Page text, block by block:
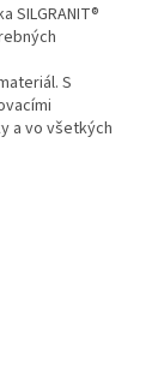
SILGRANIT®
S
a vo všetkých